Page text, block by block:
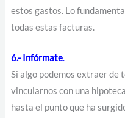
estos gastos. Lo
todas estas facturas.
6.- Infórmate.
Si algo podemos extraer de
vincularnos con una
hasta el punto que ha